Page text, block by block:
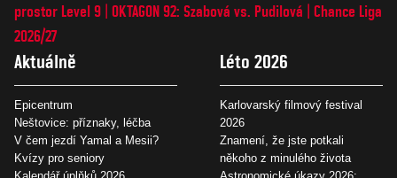
prostor Level 9 OKTAGON 92: Szabová vs. Pudilová
Chance Liga
2026/27
Aktuálně
Epicentrum
Neštovice: příznaky, léčba
V čem jezdí Yamal a Mesii?
Kvízy pro seniory
Léto 2026
Karlovarský filmový festival
2026
Znamení, že jste potkali
někoho z minulého života